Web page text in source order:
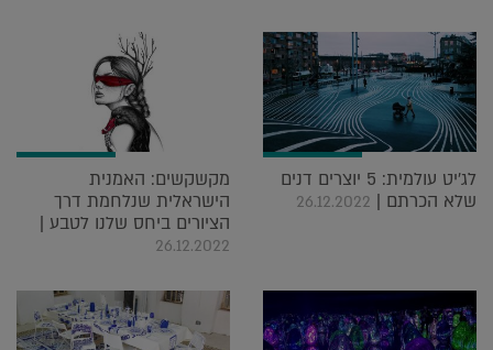
לג'יט עולמית: 5 יוצרים דנים
שלא הכרתם | 26.12.2022
מקשקשים: האמנית
הישראלית שנלחמת דרך
הציורים ביחס שלנו לטבע |
26.12.2022